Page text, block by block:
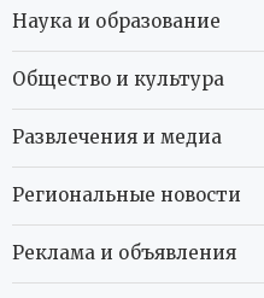
Наука и образование
Общество и культура
Развлечения и медиа
Региональные новости
Реклама и объявления